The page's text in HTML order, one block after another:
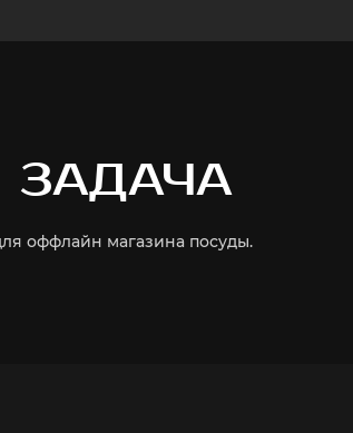
ЗАДАЧА
оффлайн магазина посуды.